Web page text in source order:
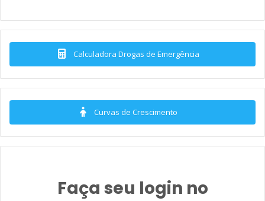
Calculadora Drogas de Emergência
Curvas de Crescimento
Faça seu login no